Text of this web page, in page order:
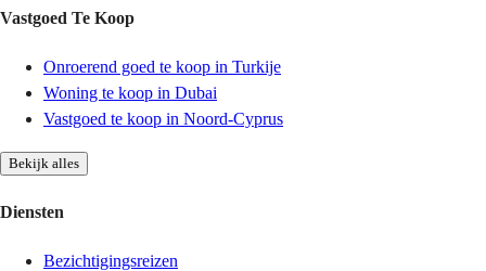
Vastgoed Te Koop
Onroerend goed te koop in Turkije
Woning te koop in Dubai
Vastgoed te koop in Noord-Cyprus
Bekijk alles
Diensten
Bezichtigingsreizen